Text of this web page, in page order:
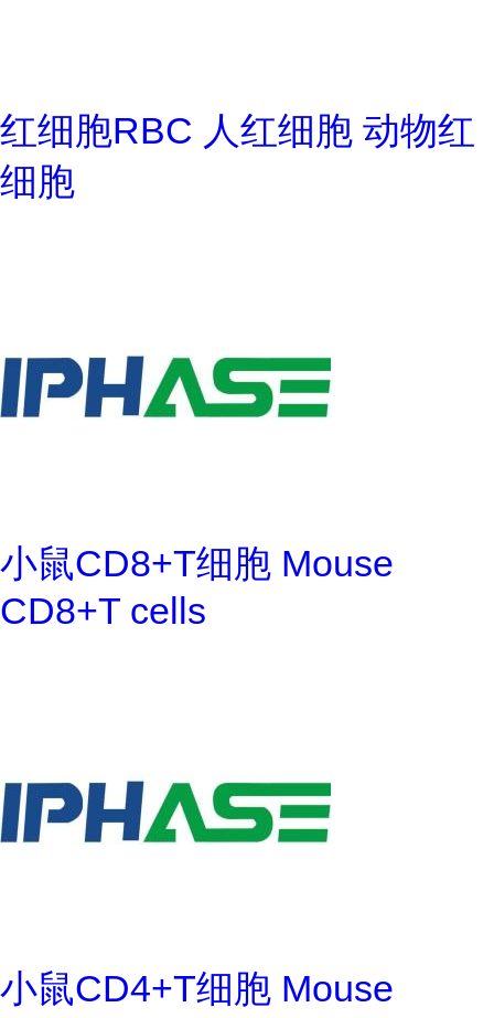
红细胞RBC 人红细胞 动物红
细胞
小鼠CD8+T细胞 Mouse
CD8+T cells
小鼠CD4+T细胞 Mouse